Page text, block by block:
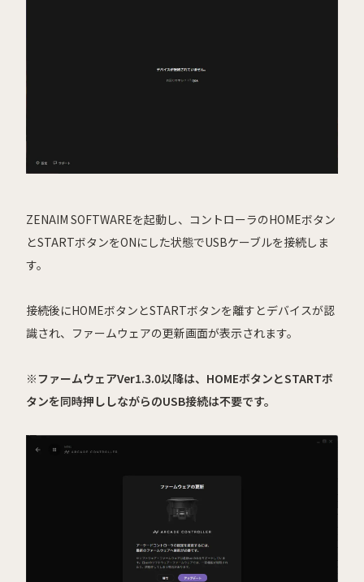
ZENAIM SOFTWAREを起動し、コントローラのHOMEボタン
とSTARTボタンをONにした状態でUSBケーブルを接続しま
す。
接続後にHOMEボタンとSTARTボタンを離すとデバイスが認
識され、ファームウェアの更新画面が表示されます。
※ファームウェアVer1.3.0以降は、HOMEボタンとSTARTボ
タンを同時押ししながらのUSB接続は不要です。